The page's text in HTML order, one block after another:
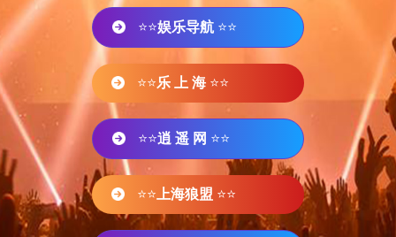
⭐⭐娱乐导航 ⭐⭐
⭐⭐乐 上 海 ⭐⭐
⭐⭐逍 遥 网 ⭐⭐
⭐⭐ 上海狼盟 ⭐⭐